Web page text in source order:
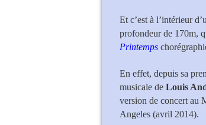
Et c’est à l’intérieur
profondeur de 170m,
Printemps
En effet, depuis sa
musicale de Louis
version de concert au
Angeles (avril 2014).